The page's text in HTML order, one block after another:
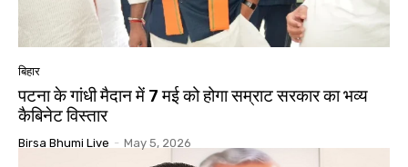
बिहार
पटना के गांधी मैदान में 7 मई को होगा सम्राट सरकार का भव्य
कैबिनेट विस्तार
Birsa Bhumi Live - May 5, 2026